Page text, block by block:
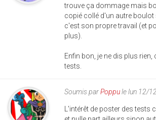
trouve ça dommage mais
copié collé d'un autre boulot
c'est son propre travail (et
plus).
Enfin bon, je ne dis plus
tests.
Soumis parPoppule lun 12/
L'intérêt de poster des tests